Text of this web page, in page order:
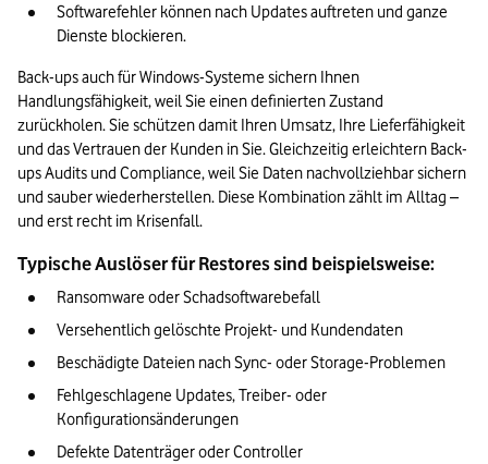
Softwarefehler können nach Updates auftreten und ganze
Dienste blockieren.
Back-ups auch für Windows-Systeme sichern Ihnen
Handlungsfähigkeit, weil Sie einen definierten Zustand
zurückholen. Sie schützen damit Ihren Umsatz, Ihre Lieferfähigkeit
und das Vertrauen der Kunden in Sie. Gleichzeitig erleichtern Back-
ups Audits und Compliance, weil Sie Daten nachvollziehbar sichern
und sauber wiederherstellen. Diese Kombination zählt im Alltag –
und erst recht im Krisenfall.
Typische Auslöser für Restores sind beispielsweise:
Ransomware oder Schadsoftwarebefall
Versehentlich gelöschte Projekt- und Kundendaten
Beschädigte Dateien nach Sync- oder Storage-Problemen
Fehlgeschlagene Updates, Treiber- oder
Konfigurationsänderungen
Defekte Datenträger oder Controller